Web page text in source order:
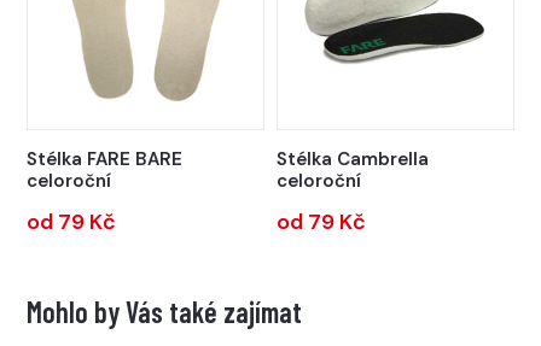
Stélka FARE BARE
celoroční
od 79 Kč
Stélka Cambrella
celoroční
od 79 Kč
Mohlo by Vás také zajímat